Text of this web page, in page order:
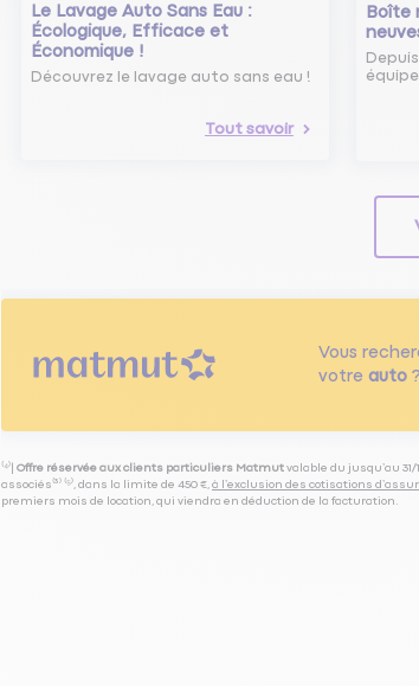
Le Lavage Auto Sans Eau :
Écologique, Efficace et
Économique !
Découvrez le lavage auto sans eau !
Tout savoir
Boîte
Vous
votre auto?
⁽⁴⁾| Offre réservée aux clients particuliers Matmut valable du jusqu’au
associés⁽³⁾ ⁽⁵⁾, dans la limite de 450 €, à l’exclusion des cotisations
premiers mois de location, qui viendra en déduction de la facturation.